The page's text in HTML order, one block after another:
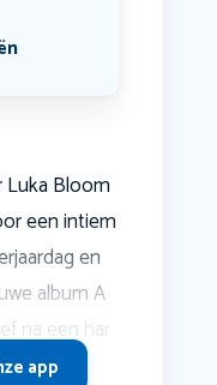
Bloom
een intiem
en
album A
na een har
app